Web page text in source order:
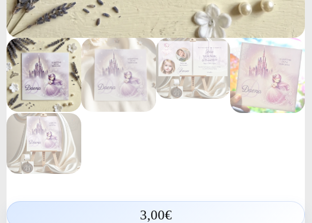
3,00€